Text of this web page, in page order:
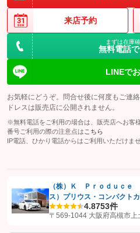
来店予約
まずは在庫
無料電話
LINEで
お気軽にどうぞ。問合せ後に何度もご連
ドレスは販売店に公開されません。
※無料電話をご利用の場合は、販売店へお客
番号ご利用の際の注意点は こちら
IP電話、ひかり電話からはご利用いただけませ
【STEP1】認証画面でグーネットを友だ
します
（株）Ｋ Ｐｒｏｄｕｃｅ
ス）プリウス・コンパクト
4.8753件
〒569-1044 大阪府高槻市上